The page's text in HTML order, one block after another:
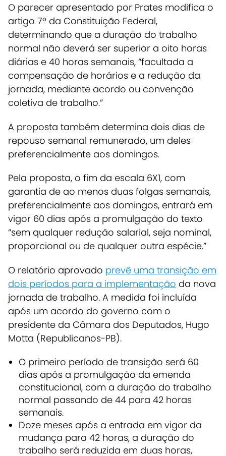
O parecer apresentado por Prates modifica o
artigo 7º da Constituição Federal,
determinando que a duração do trabalho
normal não deverá ser superior a oito horas
diárias e 40 horas semanais, “facultada a
compensação de horários e a redução da
jornada, mediante acordo ou convenção
coletiva de trabalho.”
A proposta também determina dois dias de
repouso semanal remunerado, um deles
preferencialmente aos domingos.
Pela proposta, o fim da escala 6X1, com
garantia de ao menos duas folgas semanais,
preferencialmente aos domingos, entrará em
vigor 60 dias após a promulgação do texto
“sem qualquer redução salarial, seja nominal,
proporcional ou de qualquer outra espécie.”
O relatório aprovado prevê uma transição em
dois períodos para a implementação da nova
jornada de trabalho. A medida foi incluída
após um acordo do governo com o
presidente da Câmara dos Deputados, Hugo
Motta (Republicanos-PB).
O primeiro período de transição será 60
dias após a promulgação da emenda
constitucional, com a duração do trabalho
normal passando de 44 para 42 horas
semanais.
Doze meses após a entrada em vigor da
mudança para 42 horas, a duração do
trabalho será reduzida em duas horas,